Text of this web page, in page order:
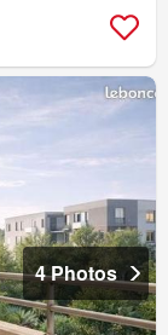
4 Photos